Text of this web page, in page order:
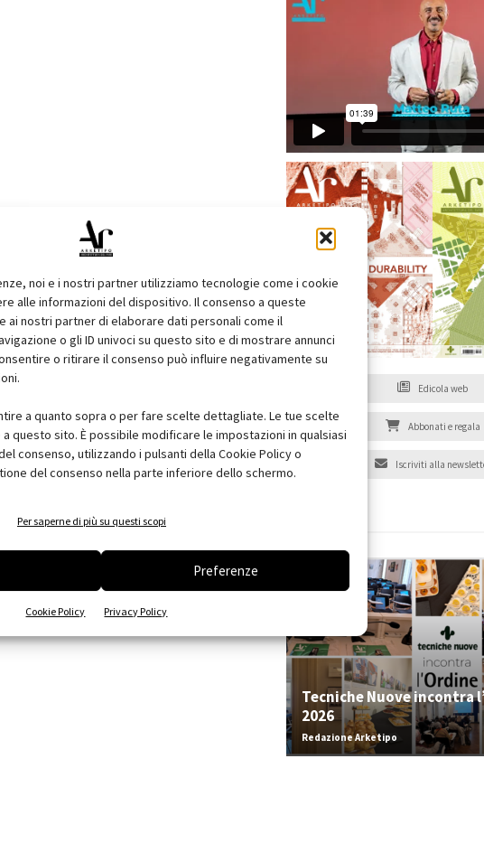
noi e i nostri partner utilizziamo tecnologie come i cookie
alle informazioni del dispositivo. Il consenso a queste
ai nostri partner di elaborare dati personali come il
o gli ID univoci su questo sito e di mostrare annunci
o ritirare il consenso può influire negativamente su
a quanto sopra o per fare scelte dettagliate. Le tue scelte
questo sito. È possibile modificare le impostazioni in qualsiasi
consenso, utilizzando i pulsanti della Cookie Policy o
del consenso nella parte inferiore dello schermo.
Per saperne di più su questi scopi
Preferenze
Cookie Policy Privacy Policy
Edicola web
Abbonati e regala
Iscriviti alla
Tecniche Nuove incontra
2026
Redazione Arketipo